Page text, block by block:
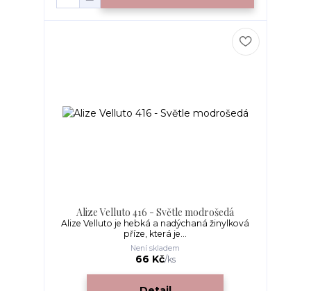
Alize Velluto 416 - Světle modrošedá
Alize Velluto je hebká a nadýchaná žinylková
příze, která je...
66 Kč/ks
Není skladem